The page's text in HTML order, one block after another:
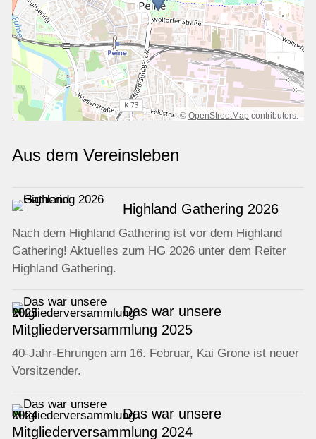
©OpenStreetMap contributors.
Aus dem Vereinsleben
Highland Gathering 2026
Nach dem Highland Gathering ist vor dem Highland
Gathering! Aktuelles zum HG 2026 unter dem Reiter
Highland Gathering.
Das war unsere
Mitgliederversammlung 2025
40-Jahr-Ehrungen am 16. Februar, Kai Grone ist neuer
Vorsitzender.
Das war unsere
Mitgliederversammlung 2024